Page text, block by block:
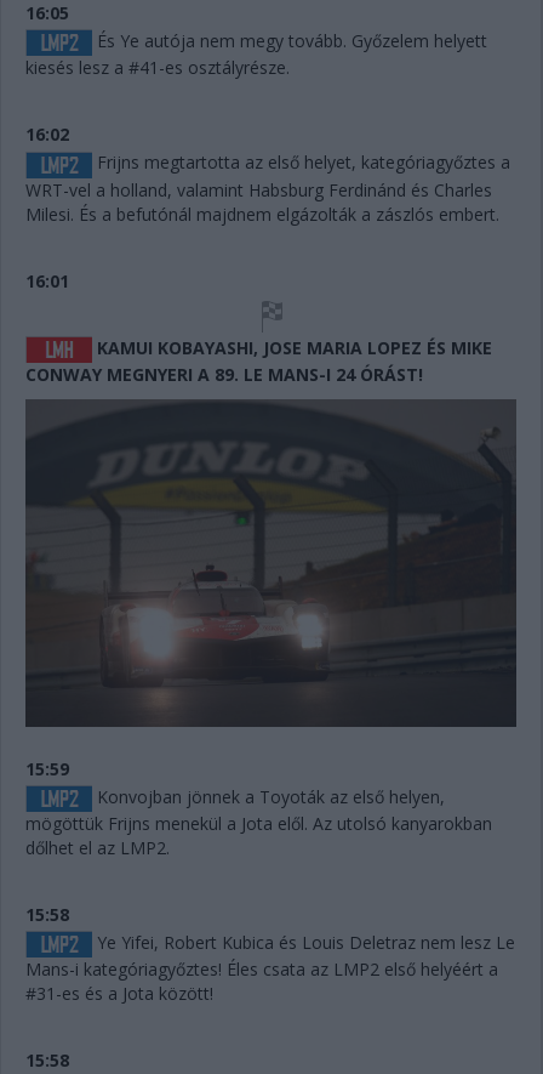
16:05
És Ye autója nem megy tovább. Győzelem helyett
kiesés lesz a #41-es osztályrésze.
16:02
Frijns megtartotta az első helyet, kategóriagyőztes a
WRT-vel a holland, valamint Habsburg Ferdinánd és Charles
Milesi. És a befutónál majdnem elgázolták a zászlós embert.
16:01
KAMUI KOBAYASHI, JOSE MARIA LOPEZ ÉS MIKE
CONWAY MEGNYERI A 89. LE MANS-I 24 ÓRÁST!
15:59
Konvojban jönnek a Toyoták az első helyen,
mögöttük Frijns menekül a Jota elől. Az utolsó kanyarokban
dőlhet el az LMP2.
15:58
Ye Yifei, Robert Kubica és Louis Deletraz nem lesz Le
Mans-i kategóriagyőztes! Éles csata az LMP2 első helyéért a
#31-es és a Jota között!
15:58